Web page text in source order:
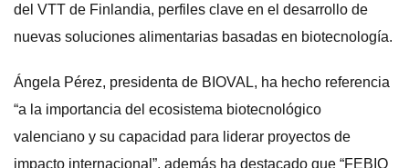
del VTT de Finlandia, perfiles clave en el desarrollo de
nuevas soluciones alimentarias basadas en biotecnología.
Ángela Pérez, presidenta de BIOVAL, ha hecho referencia
“a la importancia del ecosistema biotecnológico
valenciano y su capacidad para liderar proyectos de
impacto internacional”, además ha destacado que “FEBIO